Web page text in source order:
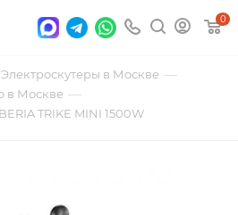
0
Электроскутеры в Москве —
в Москве —
TRIKE MINI 1500W